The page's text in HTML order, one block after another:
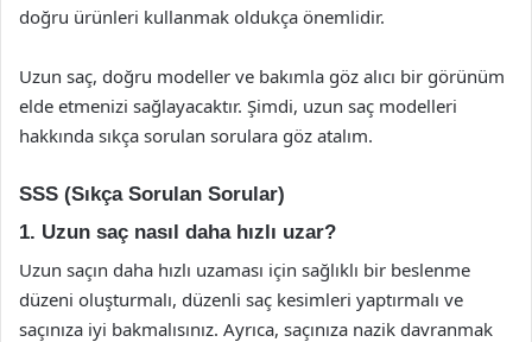
doğru ürünleri kullanmak oldukça önemlidir.
Uzun saç, doğru modeller ve bakımla göz alıcı bir görünüm
elde etmenizi sağlayacaktır. Şimdi, uzun saç modelleri
hakkında sıkça sorulan sorulara göz atalım.
SSS (Sıkça Sorulan Sorular)
1. Uzun saç nasıl daha hızlı uzar?
Uzun saçın daha hızlı uzaması için sağlıklı bir beslenme
düzeni oluşturmalı, düzenli saç kesimleri yaptırmalı ve
saçınıza iyi bakmalısınız. Ayrıca, saçınıza nazik davranmak